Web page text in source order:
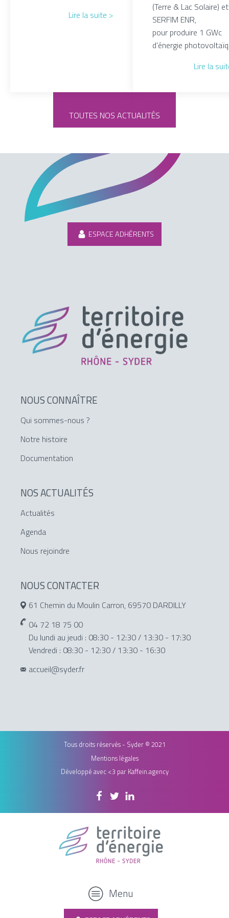
Lire la suite >
(Terre & Lac Solaire) et
SERFIM ENR,
pour produire 1 GWc
d’énergie
Lire la
TOUTES NOS ACTUALITÉS
ESPACE ADHÉRENTS
NOUS CONNAÎTRE
Qui sommes-nous ?
Notre histoire
Documentation
NOS ACTUALITÉS
Actualités
Agenda
Nous rejoindre
NOUS CONTACTER
61 Chemin du Moulin Carron, 69570 DARDILLY
04 72 18 75 00
Du lundi au jeudi : 08:30 - 12:30 / 13:30 - 17:30
Vendredi : 08:30 - 12:30 / 13:30 - 16:30
accueil@syder.fr
Tous droits réservés - Syder © 2021
Mentions légales
Développé avec <3 par Kaffein.agency
Menu